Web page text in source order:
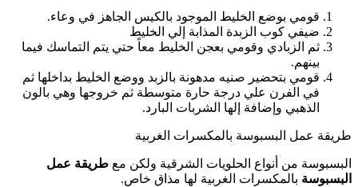
قومي بوضع الخليط الموجود بالكيس الجاهز في وعاء.
ضيفي كوب الزبدة المذابة إلي الخليط
ثم الزبادي وقومي بعجن الخليط معاً حتي يتم التماسك فيما
بينهم.
قومي بتحضير صنيه مدهونة بالزبد ووضع الخليط بداخلها ثم
في الفرن علي درجة حارة متوسطة ثم خروجها وهي بالون
الذهبي وإضافة إلها الشربات البارد.
طريقة عمل البسبوسة بالمكسرات الغربية
البسبوسة من أنواع الحلويات الشرقية ولكن مع طريقة عمل
البسبوسة بالمكسرات الغربية لها مذاق خاص.